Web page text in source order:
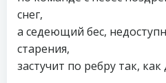
снег,
а седеющий бес,
старения,
застучит по ребру так, как